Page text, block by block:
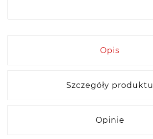
Opis
Szczegóły produktu
Opinie